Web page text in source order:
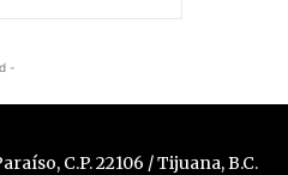
-
C.P. 22106 / Tijuana, B.C.